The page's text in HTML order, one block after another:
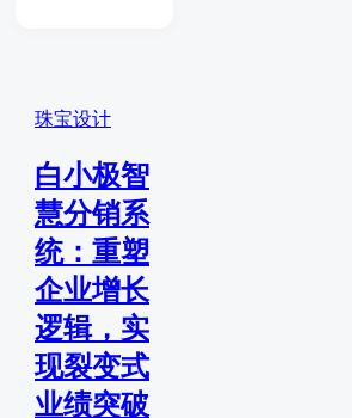
珠宝设计
白小极智
慧分销系
统：重塑
企业增长
逻辑，实
现裂变式
业绩突破